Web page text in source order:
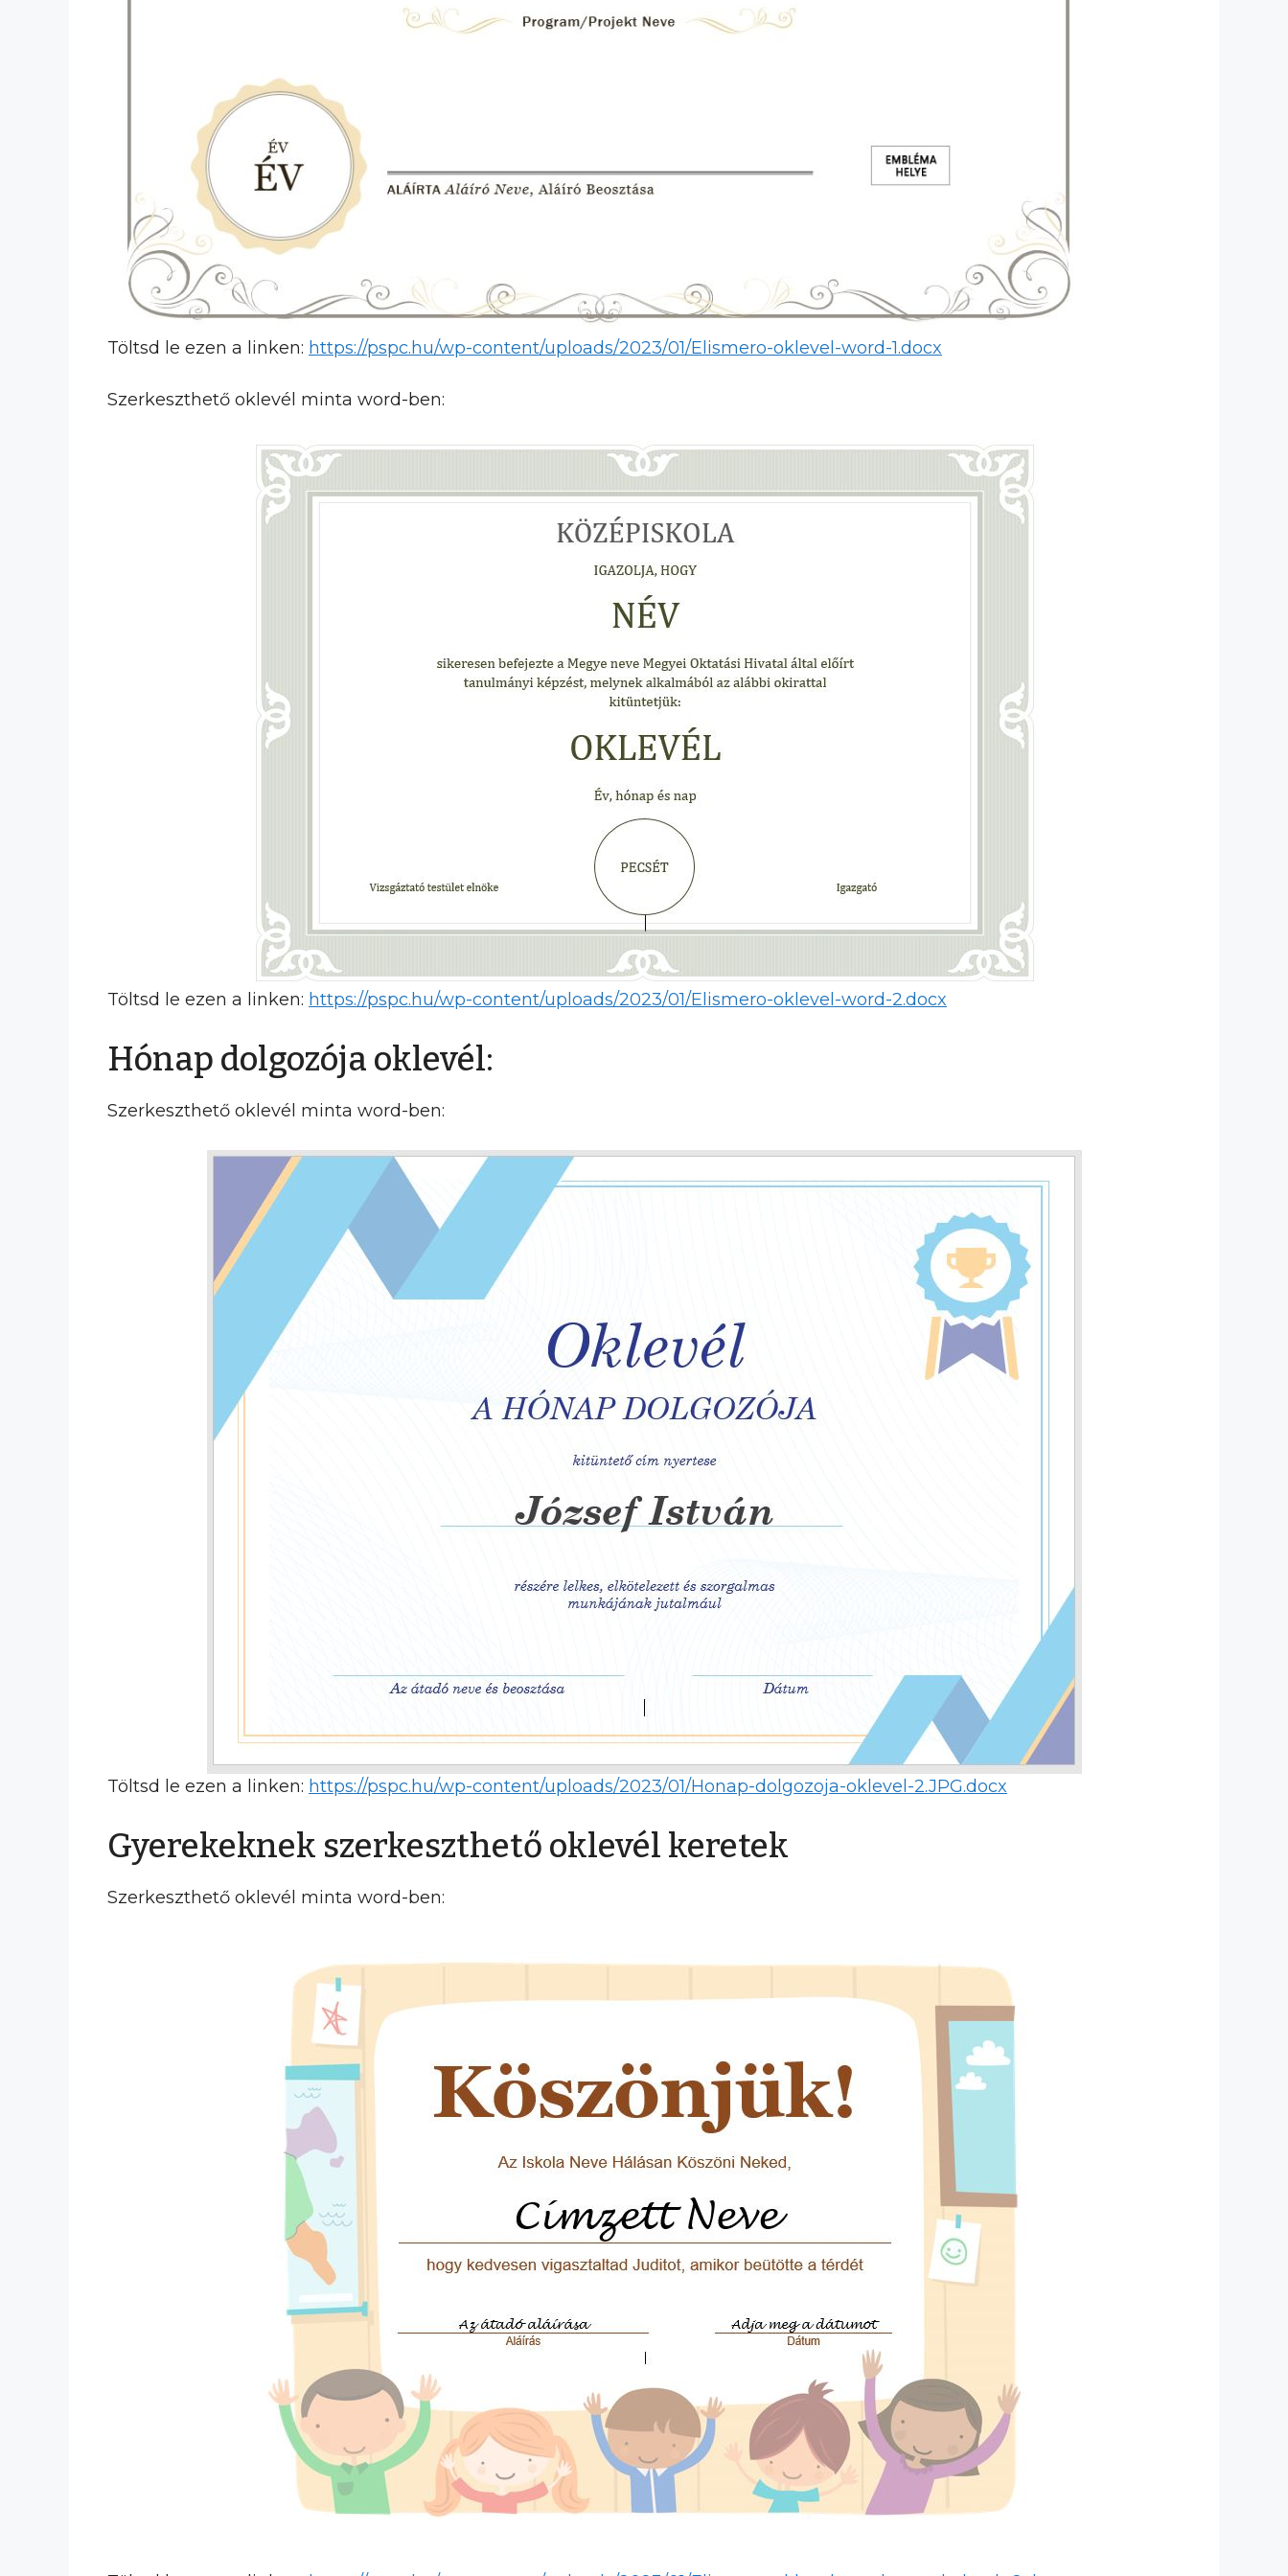
Töltsd le ezen a linken: https://pspc.hu/wp-content/uploads/2023/01/Elismero-oklevel-word-1.docx
Szerkeszthető oklevél minta word-ben:
Töltsd le ezen a linken: https://pspc.hu/wp-content/uploads/2023/01/Elismero-oklevel-word-2.docx
Hónap dolgozója oklevél:
Szerkeszthető oklevél minta word-ben:
Töltsd le ezen a linken: https://pspc.hu/wp-content/uploads/2023/01/Honap-dolgozoja-oklevel-2.JPG.docx
Gyerekeknek szerkeszthető oklevél keretek
Szerkeszthető oklevél minta word-ben: